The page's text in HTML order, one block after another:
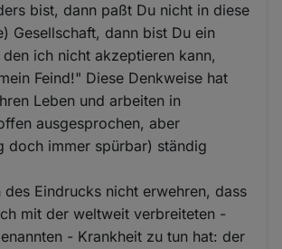
bist, dann paßt Du nicht in diese
Gesellschaft, dann bist Du ein
ich nicht akzeptieren kann,
Feind!" Diese Denkweise hat
Leben und arbeiten in
ausgesprochen, aber
doch immer spürbar) ständig
des Eindrucks nicht erwehren, dass
mit der weltweit verbreiteten -
- Krankheit zu tun hat: der